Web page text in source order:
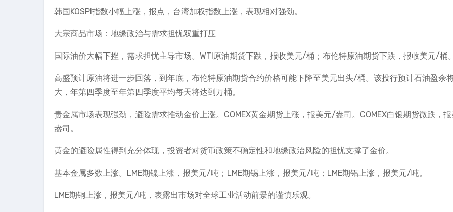
韩国KOSPI指数小幅上涨，报点，台湾加权指数上涨，表现相对强劲。
大宗商品市场：地缘政治与需求担忧双重打压
国际油价大幅下挫，需求担忧主导市场。WTI原油期货下跌，报收美元/桶；布伦特原油期货下跌，报收美元/桶。
高盛预计原油将进一步回落，到年底，布伦特原油期货合约价格可能下降至美元出头/桶。该投行预计石油盈余
大，年第四季度至年第四季度平均每天将达到万桶。
贵金属市场表现强劲，避险需求推动金价上涨。COMEX黄金期货上涨，报美元/盎司。COMEX白银期货微跌，
盎司。
黄金的避险属性得到充分体现，投资者对货币政策不确定性和地缘政治风险的担忧支撑了金价。
基本金属多数上涨。LME期镍上涨，报美元/吨；LME期锡上涨，报美元/吨；LME期铝上涨，报美元/吨。
LME期铜上涨，报美元/吨，表露出市场对全球工业活动前景的谨慎乐观。